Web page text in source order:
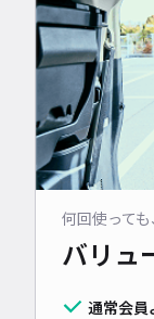
何回使って
バリュ
通常会員